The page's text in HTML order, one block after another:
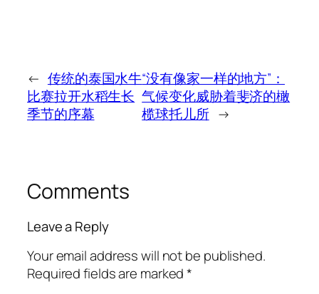
← 传统的泰国水牛
比赛拉开水稻生长
季节的序幕
“没有像家一样的地方”：
气候变化威胁着斐济的橄
榄球托儿所 →
Comments
Leave a Reply
Your email address will not be published.
Required fields are marked*